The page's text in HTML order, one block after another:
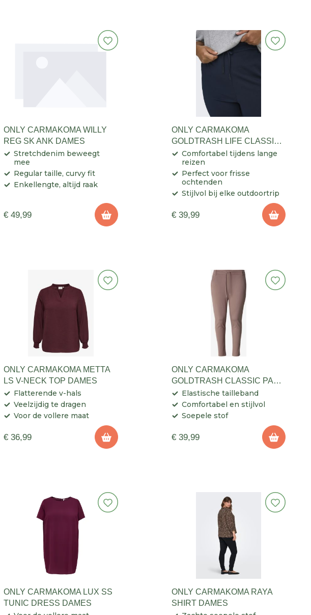
ONLY CARMAKOMA WILLY
REG SK ANK DAMES
Stretchdenim beweegt
mee
Regular taille, curvy fit
Enkellengte, altijd raak
€ 49,99
ONLY CARMAKOMA
GOLDTRASH LIFE CLASSIC
PANT DAMES
Comfortabel tijdens lange
reizen
Perfect voor frisse
ochtenden
Stijlvol bij elke outdoortrip
€ 39,99
ONLY CARMAKOMA METTA
LS V-NECK TOP DAMES
Flatterende v-hals
Veelzijdig te dragen
Voor de vollere maat
€ 36,99
ONLY CARMAKOMA
GOLDTRASH CLASSIC PANT
DAMES
Elastische tailleband
Comfortabel en stijlvol
Soepele stof
€ 39,99
ONLY CARMAKOMA LUX SS
TUNIC DRESS DAMES
ONLY CARMAKOMA RAYA
SHIRT DAMES